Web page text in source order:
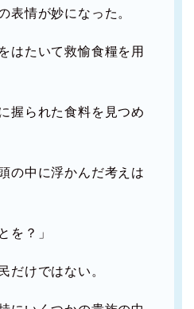
表情が妙になった。
はたいて救愉食糧を用
握られた食料を見つめ
の中に浮かんだ考えは
を？」
だけではない。